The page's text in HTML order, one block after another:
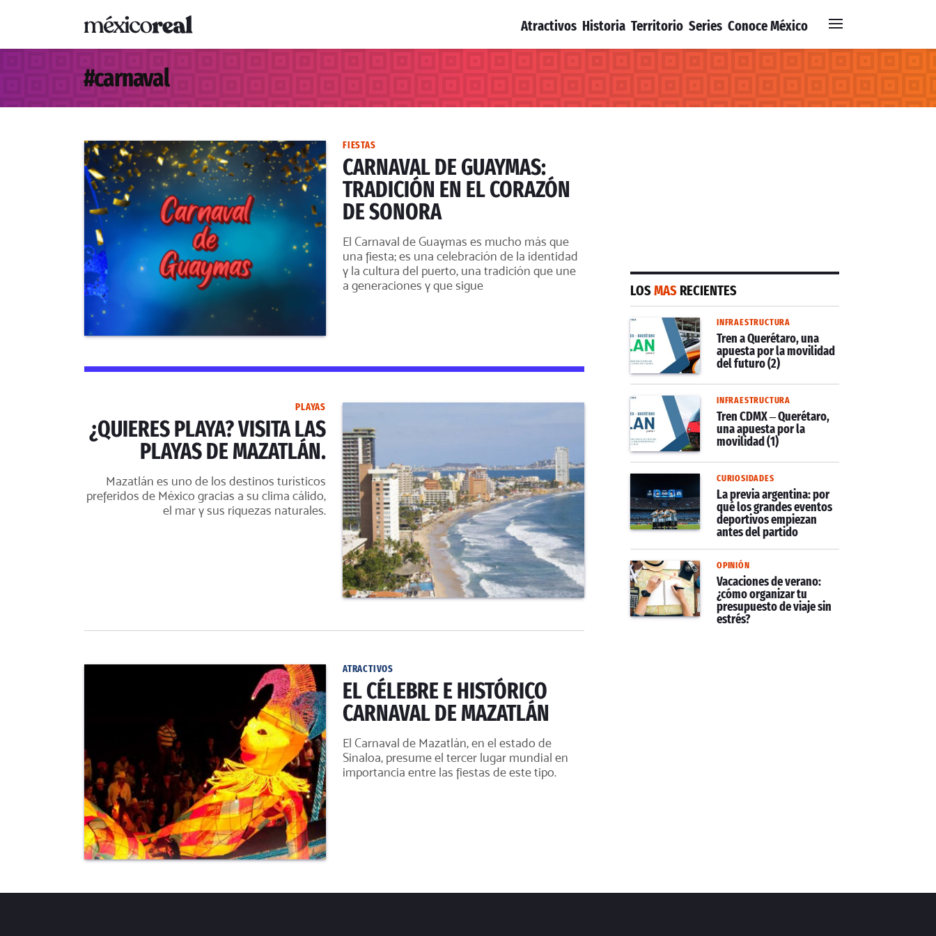
Atractivos Historia Territorio Series Conoce México
#carnaval
FIESTAS
CARNAVAL DE GUAYMAS:
TRADICIÓN EN EL CORAZÓN
DE SONORA
El Carnaval de Guaymas es mucho más que
una fiesta; es una celebración de la identidad
y la cultura del puerto, una tradición que une
a generaciones y que sigue
PLAYAS
¿QUIERES PLAYA? VISITA LAS
PLAYAS DE MAZATLÁN.
Mazatlán es uno de los destinos turísticos
preferidos de México gracias a su clima cálido,
el mar y sus riquezas naturales.
ATRACTIVOS
EL CÉLEBRE E HISTÓRICO
CARNAVAL DE MAZATLÁN
El Carnaval de Mazatlán, en el estado de
Sinaloa, presume el tercer lugar mundial en
importancia entre las fiestas de este tipo.
LOSMAS RECIENTES
INFRAESTRUCTURA
Tren a Querétaro, una
apuesta por la movilidad
del futuro (2)
INFRAESTRUCTURA
Tren CDMX – Querétaro,
una apuesta por la
movilidad (1)
CURIOSIDADES
La previa argentina: por
qué los grandes eventos
deportivos empiezan
antes del partido
OPINIÓN
Vacaciones de verano:
¿cómo organizar tu
presupuesto de viaje sin
estrés?